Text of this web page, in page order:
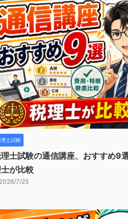
士試験
士試験の通信講座、おすすめ9
が比較
2026/7/25